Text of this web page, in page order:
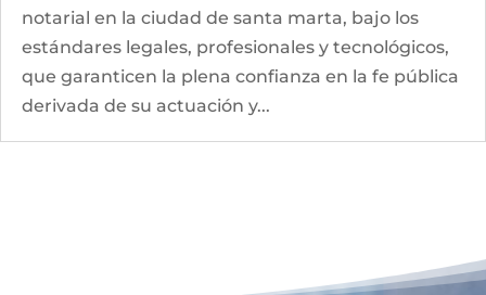
notarial en la ciudad de santa marta, bajo los
estándares legales, profesionales y tecnológicos,
que garanticen la plena confianza en la fe pública
derivada de su actuación y...